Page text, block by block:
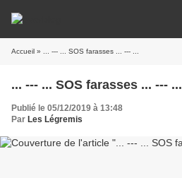
Accueil » ... --- ... SOS farasses ... --- ...
... --- ... SOS farasses ... --- ...
Publié le 05/12/2019 à 13:48
Par Les Légremis